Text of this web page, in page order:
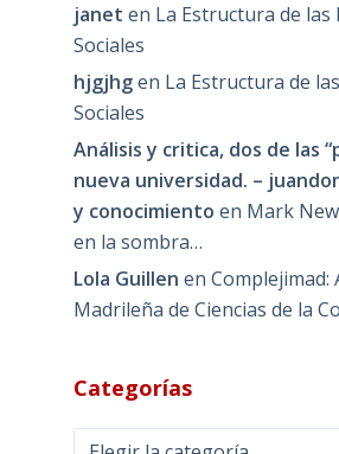
janet en La Estructura de las
Sociales
hjgjhgen La Estructura de
Sociales
Análisis y critica, dos de las
nueva universidad. –
y conocimiento en Mark
en la sombra…
Lola Guillen en Complejimad:
Madrileña de Ciencias de la
Categorías
Categorías